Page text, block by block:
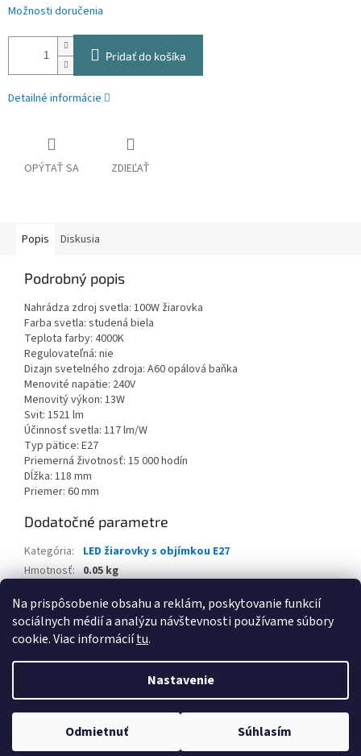
Na prispôsobenie obsahu a reklám, poskytovanie funkcií
sociálnych médií a analýzu návštevnosti používame súbory
cookie. Viac informáciítu.
Nastavenie
Odmietnuť Súhlasím
Možnosti doručenia
Pridať do košíka
Detailné informácie
OPÝTAŤ SA ZDIEĽAŤ
Popis Diskusia
Podrobný popis
Nahrádza zdroj svetla: 100W žiarovka
Farba svetla: studená biela
Teplota farby: 4000K
Regulovateľná: nie
Dizajn svetelného zdroja: A60 opálová baňka
Menovité napätie: 240V
Menovitý výkon: 13W
Svit: 1521 lm
Účinnosť svetla: 117 lm/W
Typ pätice: E27
Priemerná životnosť: 15 000 hodín
Dĺžka: 118 mm
Priemer: 60 mm
Dodatočné parametre
Kategória:
LED žiarovky s objímkou E27
Hmotnosť: 0.05 kg
Copyright 2026www.kancpapier.sk. Všetky práva vyhradené.
Upraviť nastavenie cookies